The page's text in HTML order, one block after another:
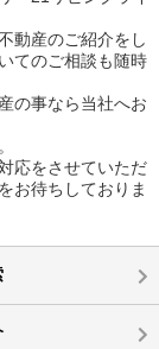
動産のご紹介をし
てのご相談も随時
の事なら当社へお
応をさせていただ
お待ちしておりま